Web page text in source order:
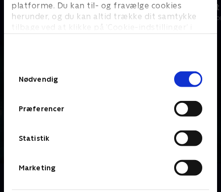
platforme. Du kan til- og fravælge cookies
herunder, og du kan altid trække dit samtykke
tilbage ved at klikke på ’Cookie-indstillinger’ i
Nødvendig
Præferencer
Statistik
Marketing
Happy fucking Pride
Drama • 1 sæsoner
Fake Patient
Drama • 1